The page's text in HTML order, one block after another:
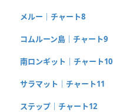
メルー｜チャート8
コムルーン島｜チャート9
南ロンギット｜チャート10
サラマット｜チャート11
ステップ｜チャート12